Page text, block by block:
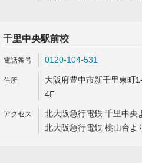
千里中央駅前校
0120-104-531
大阪府豊中市新千里東町
4F
北大阪急行電鉄 千里中央
北大阪急行電鉄 桃山台よ